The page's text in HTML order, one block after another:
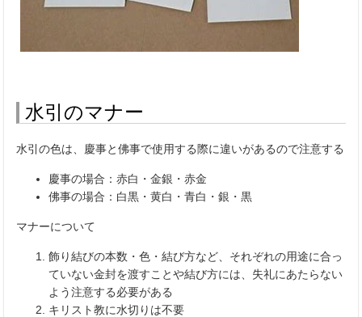
水引のマナー
水引の色は、慶事と佛事で使用する際に違いがあるので注意する
慶事の場合：赤白・金銀・赤金
佛事の場合：白黒・黄白・青白・銀・黒
マナーについて
飾り結びの本数・色・結び方など、それぞれの用途に合っ
ていない金封を渡すことや結び方には、失礼にあたらない
よう注意する必要がある
キリスト教に水切りは不要